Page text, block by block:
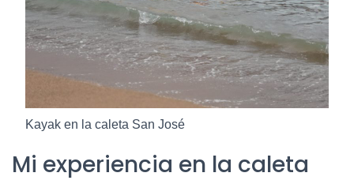
Kayak en la caleta San José
Mi experiencia en la caleta